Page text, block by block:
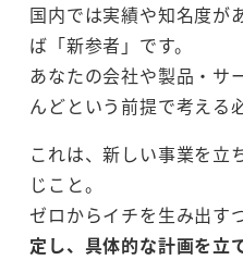
国内では実績や知名度が
ば「新参者」です。
あなたの会社や製品・サ
んどという前提で考える
これは、新しい事業を立
じこと。
ゼロからイチを生み出す
定し、具体的な計画を立